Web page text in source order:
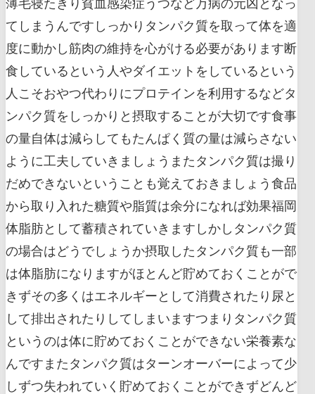
薄毛寝たきり貧血感染症うつなど万病の元凶となっ
てしまうんですしっかりタンパク質を取って体を適
度に動かし筋肉の維持を心がける必要があります断
食しているという人やダイエットをしているという
人こそおやつ代わりにプロテインを利用するなどタ
ンパク質をしっかりと摂取することが大切です食事
の量自体は減らしてもたんぱく質の量は減らさない
ように工夫していきましょうまたタンパク質は撮り
だめできないということも覚えておきましょう食品
から取り入れた糖質や脂質は余分になれば効果福岡
体脂肪として蓄積されていきますしかしタンパク質
の場合はどうでしょうか摂取したタンパク質も一部
は体脂肪になりますがほとんど貯めておくことがで
きずその多くはエネルギーとして消費されたり尿と
して排出されたりしてしまいますつまりタンパク質
というのは体に貯めておくことができない栄養素な
んですまたタンパク質はターンオーバーによって少
しずつ失われていく貯めておくことができずどんど